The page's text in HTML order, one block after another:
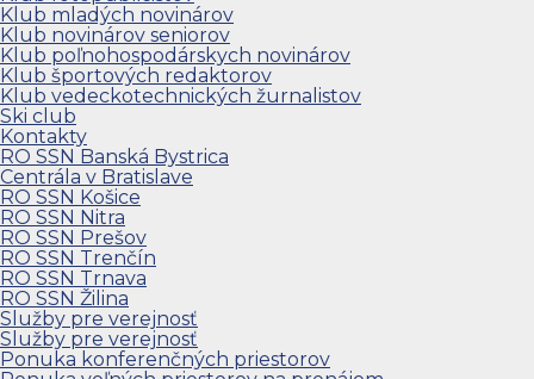
Klub mladých novinárov
Klub novinárov seniorov
Klub poľnohospodárskych novinárov
Klub športových redaktorov
Klub vedeckotechnických žurnalistov
Ski club
Kontakty
RO SSN Banská Bystrica
Centrála v Bratislave
RO SSN Košice
RO SSN Nitra
RO SSN Prešov
RO SSN Trenčín
RO SSN Trnava
RO SSN Žilina
Služby pre verejnosť
Služby pre verejnosť
Ponuka konferenčných priestorov